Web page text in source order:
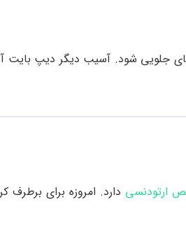
جلویی شود. آسیب دیگر دیپ بایت
ارتودنسی دارد. امروزه برای برطرف